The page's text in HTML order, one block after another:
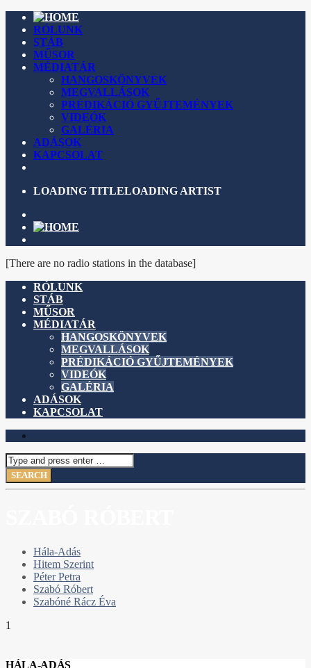
RÓLUNK
STÁB
MŰSOR
MÉDIATÁR
HANGOSKÖNYVEK
MEGVALLÁSOK
PRÉDIKÁCIÓ GYŰJTEMÉNYEK
VIDEÓK
GALÉRIA
ADÁSOK
KAPCSOLAT
LOADING TITLELOADING ARTIST
[There are no radio stations in the database]
RÓLUNK
STÁB
MŰSOR
MÉDIATÁR
HANGOSKÖNYVEK
MEGVALLÁSOK
PRÉDIKÁCIÓ GYŰJTEMÉNYEK
VIDEÓK
GALÉRIA
ADÁSOK
KAPCSOLAT
Hála-Adás
Hitem Szerint
Péter Petra
Szabó Róbert
Szabóné Rácz Éva
1
HÁLA-ADÁS